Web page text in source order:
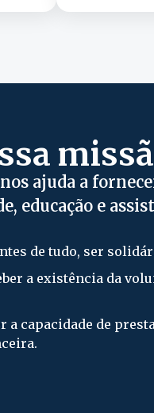
ajuda a
educação e
de tudo, ser
a existência da
a capacidade de